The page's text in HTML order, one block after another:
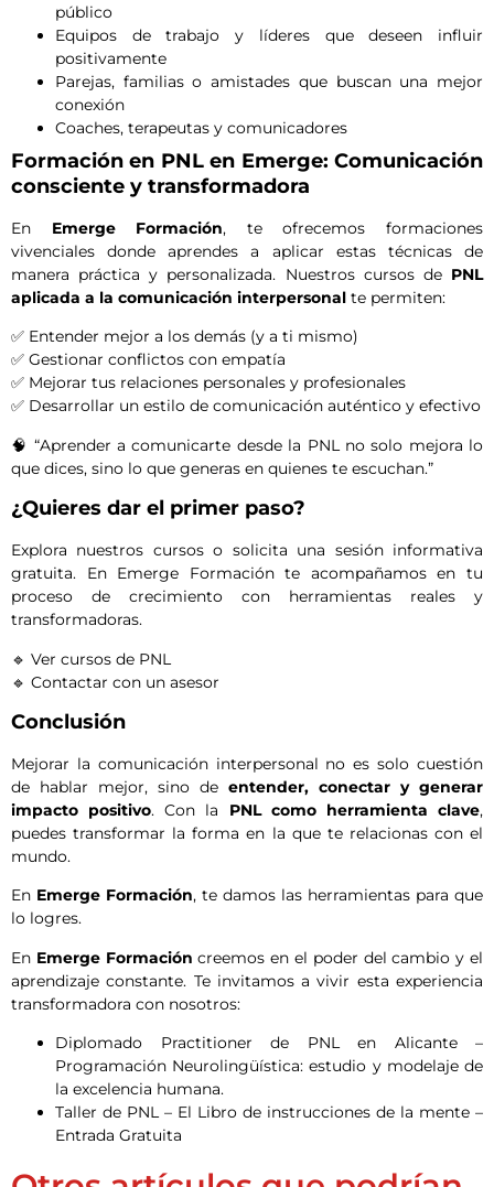
público
Equipos de trabajo y líderes que deseen influir
positivamente
Parejas, familias o amistades que buscan una mejor
conexión
Coaches, terapeutas y comunicadores
Formación en PNL en Emerge: Comunicación
consciente y transformadora
En Emerge Formación, te ofrecemos formaciones
vivenciales donde aprendes a aplicar estas técnicas de
manera práctica y personalizada. Nuestros cursos de PNL
aplicada a la comunicación interpersonal te permiten:
✅ Entender mejor a los demás (y a ti mismo)
✅ Gestionar conflictos con empatía
✅ Mejorar tus relaciones personales y profesionales
✅ Desarrollar un estilo de comunicación auténtico y efectivo
🧠 “Aprender a comunicarte desde la PNL no solo mejora lo
que dices, sino lo que generas en quienes te escuchan.”
¿Quieres dar el primer paso?
Explora nuestros cursos o solicita una sesión informativa
gratuita. En Emerge Formación te acompañamos en tu
proceso de crecimiento con herramientas reales y
transformadoras.
🔹 Ver cursos de PNL
🔹 Contactar con un asesor
Conclusión
Mejorar la comunicación interpersonal no es solo cuestión
de hablar mejor, sino de entender, conectar y generar
impacto positivo. Con la PNL como herramienta clave,
puedes transformar la forma en la que te relacionas con el
mundo.
En Emerge Formación, te damos las herramientas para que
lo logres.
En Emerge Formación creemos en el poder del cambio y el
aprendizaje constante. Te invitamos a vivir esta experiencia
transformadora con nosotros:
Diplomado Practitioner de PNL en Alicante –
Programación Neurolingüística: estudio y modelaje de
la excelencia humana.
Taller de PNL – El Libro de instrucciones de la mente –
Entrada Gratuita